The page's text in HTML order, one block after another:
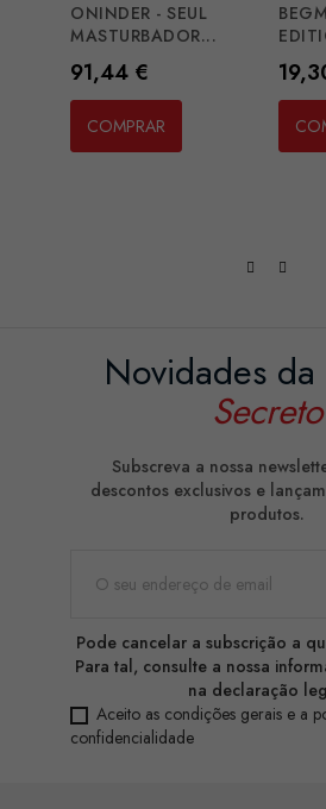
ONINDER - SEUL
MASTURBADOR...
Preço
91,44 €
COMPRAR
Novidades da
Secreto
Subscreva a nossa
descontos exclusivos e
produtos.
Pode cancelar a subscrição a
Para tal, consulte a nossa
na declaração
Aceito as condições gerais e a
confidencialidade